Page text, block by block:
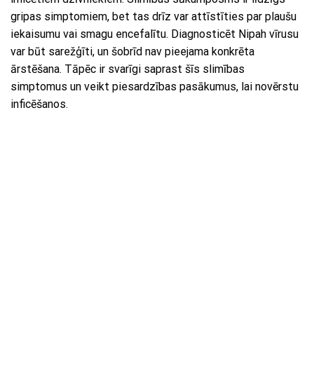
gripas simptomiem, bet tas drīz var attīstīties par plaušu
iekaisumu vai smagu encefalītu. Diagnosticēt Nipah vīrusu
var būt sarežģīti, un šobrīd nav pieejama konkrēta
ārstēšana. Tāpēc ir svarīgi saprast šīs slimības
simptomus un veikt piesardzības pasākumus, lai novērstu
inficēšanos.